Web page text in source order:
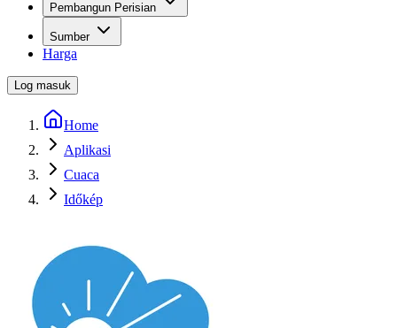
Pembangun Perisian
Sumber
Harga
Log masuk
Home
Aplikasi
Cuaca
Időkép